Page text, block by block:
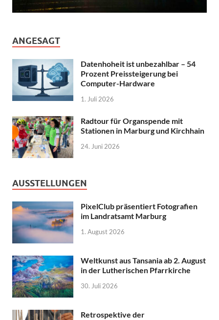
ANGESAGT
Datenhoheit ist unbezahlbar – 54
Prozent Preissteigerung bei
Computer-Hardware
1. Juli 2026
Radtour für Organspende mit
Stationen in Marburg und Kirchhain
24. Juni 2026
AUSSTELLUNGEN
PixelClub präsentiert Fotografien
im Landratsamt Marburg
1. August 2026
Weltkunst aus Tansania ab 2. August
in der Lutherischen Pfarrkirche
30. Juli 2026
Retrospektive der